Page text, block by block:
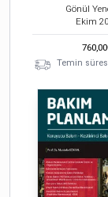
Gönül
Ekim
760,00
Temin